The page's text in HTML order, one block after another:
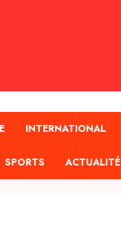
INTERNATIONAL
SPORTS ACTUALITÉ